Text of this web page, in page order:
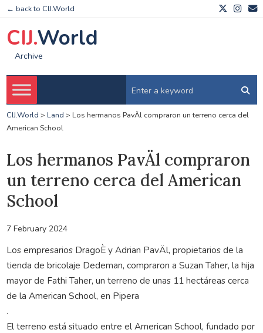
← back to CIJ.World
CIJ.World
Archive
CIJ.World > Land > Los hermanos PavÄl compraron un terreno cerca del
American School
Los hermanos PavÄl compraron
un terreno cerca del American
School
7 February 2024
Los empresarios DragoÈ y Adrian PavÄl, propietarios de la
tienda de bricolaje Dedeman, compraron a Suzan Taher, la hija
mayor de Fathi Taher, un terreno de unas 11 hectáreas cerca
de la American School, en Pipera
.
El terreno está situado entre el American School, fundado por